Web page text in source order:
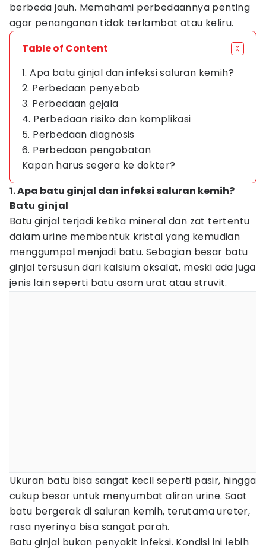
berbeda jauh. Memahami perbedaannya penting
agar penanganan tidak terlambat atau keliru.
Table of Content
1. Apa batu ginjal dan infeksi saluran kemih?
2. Perbedaan penyebab
3. Perbedaan gejala
4. Perbedaan risiko dan komplikasi
5. Perbedaan diagnosis
6. Perbedaan pengobatan
Kapan harus segera ke dokter?
1. Apa batu ginjal dan infeksi saluran kemih?
Batu ginjal
Batu ginjal terjadi ketika mineral dan zat tertentu
dalam urine membentuk kristal yang kemudian
menggumpal menjadi batu. Sebagian besar batu
ginjal tersusun dari kalsium oksalat, meski ada juga
jenis lain seperti batu asam urat atau struvit.
Ukuran batu bisa sangat kecil seperti pasir, hingga
cukup besar untuk menyumbat aliran urine. Saat
batu bergerak di saluran kemih, terutama ureter,
rasa nyerinya bisa sangat parah.
Batu ginjal bukan penyakit infeksi. Kondisi ini lebih